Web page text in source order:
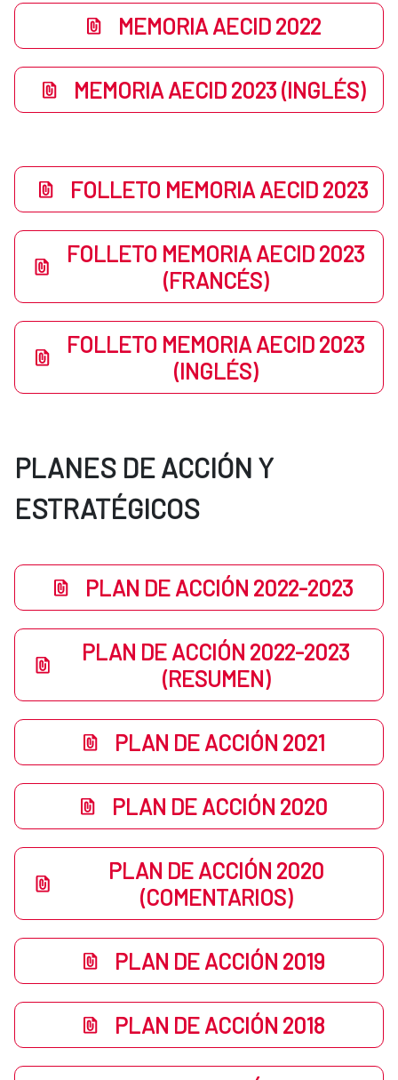
MEMORIA AECID 2022
MEMORIA AECID 2023 (INGLÉS)
FOLLETO MEMORIA AECID 2023
FOLLETO MEMORIA AECID 2023
(FRANCÉS)
FOLLETO MEMORIA AECID 2023
(INGLÉS)
PLANES DE ACCIÓN Y
ESTRATÉGICOS
PLAN DE ACCIÓN 2022-2023
PLAN DE ACCIÓN 2022-2023
(RESUMEN)
PLAN DE ACCIÓN 2021
PLAN DE ACCIÓN 2020
PLAN DE ACCIÓN 2020
(COMENTARIOS)
PLAN DE ACCIÓN 2019
PLAN DE ACCIÓN 2018